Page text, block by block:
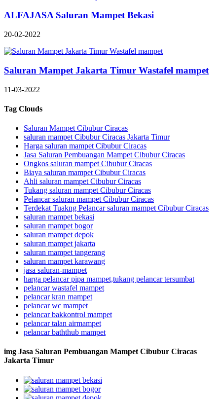
ALFAJASA Saluran Mampet Bekasi
20-02-2022
Saluran Mampet Jakarta Timur Wastafel mampet
11-03-2022
Tag Clouds
Saluran Mampet Cibubur Ciracas
saluran mampet Cibubur Ciracas Jakarta Timur
Harga saluran mampet Cibubur Ciracas
Jasa Saluran Pembuangan Mampet Cibubur Ciracas
Ongkos saluran mampet Cibubur Ciracas
Biaya saluran mampet Cibubur Ciracas
Ahli saluran mampet Cibubur Ciracas
Tukang saluran mampet Cibubur Ciracas
Pelancar saluran mampet Cibubur Ciracas
Terdekat Tuakng Pelancar saluran mampet Cibubur Ciracas
saluran mampet bekasi
saluran mampet bogor
saluran mampet depok
saluran mampet jakarta
saluran mampet tangerang
saluran mampet karawang
jasa saluran-mampet
harga pelancar pipa mampet,tukang pelancar tersumbat
pelancar wastafel mampet
pelancar kran mampet
pelancar wc mampet
pelancar bakkontrol mampet
pelancar talan airmampet
pelancar baththub mampet
img Jasa Saluran Pembuangan Mampet Cibubur Ciracas
Jakarta Timur